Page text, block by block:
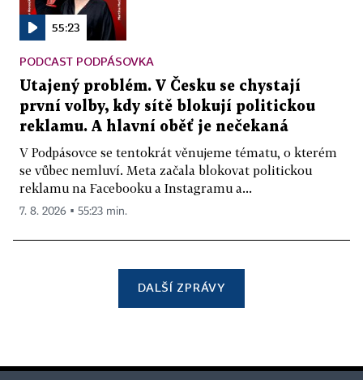
55:23
PODCAST PODPÁSOVKA
Utajený problém. V Česku se chystají
první volby, kdy sítě blokují politickou
reklamu. A hlavní oběť je nečekaná
V Podpásovce se tentokrát věnujeme tématu, o kterém
se vůbec nemluví. Meta začala blokovat politickou
reklamu na Facebooku a Instagramu a...
7. 8. 2026 ▪ 55:23 min.
DALŠÍ ZPRÁVY